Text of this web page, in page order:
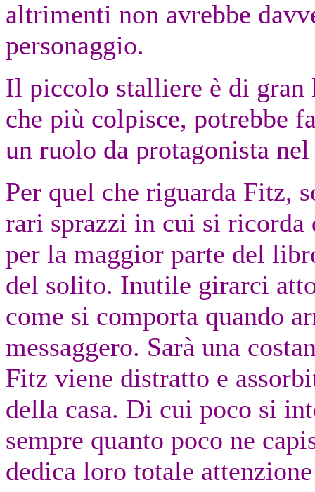
altrimenti non avrebbe
personaggio.
Il piccolo stalliere è di gran
che più colpisce, potrebbe
un ruolo da protagonista
Per quel che riguarda Fitz,
rari sprazzi in cui si ricorda
per la maggior parte del
del solito. Inutile girarci
come si comporta quando
messaggero. Sarà una
Fitz viene distratto e
della casa. Di cui poco si
sempre quanto poco ne
dedica loro totale